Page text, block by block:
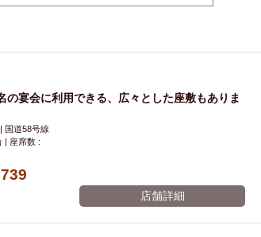
座敷席 記念日 泡盛
喫煙可
に人気 大部屋30名
カウンター
キー テレビ 飲み会
掘りごたつ
スイーツ
マトン・ラム肉
洋食
宴会に利用できる、広々とした座敷もありま
国道58号線
| 座席数 :
店舗詳細